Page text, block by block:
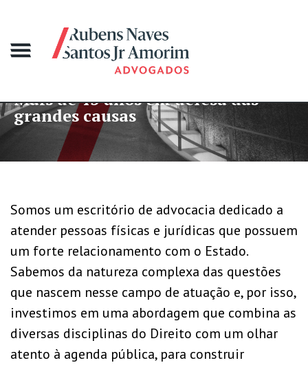
Mais de 45 anos em defesa das
grandes causas
Somos um escritório de advocacia dedicado a
atender pessoas físicas e jurídicas que possuem
um forte relacionamento com o Estado.
Sabemos da natureza complexa das questões
que nascem nesse campo de atuação e, por isso,
investimos em uma abordagem que combina as
diversas disciplinas do Direito com um olhar
atento à agenda pública, para construir